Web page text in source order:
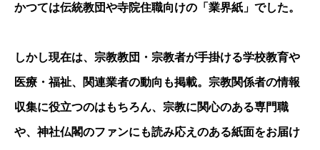
かつては伝統教団や寺院住職向けの「業界紙」でした。
しかし現在は、宗教教団・宗教者が手掛ける学校教育や
医療・福祉、関連業者の動向も掲載。宗教関係者の情報
収集に役立つのはもちろん、宗教に関心のある専門職
や、神社仏閣のファンにも読み応えのある紙面をお届け